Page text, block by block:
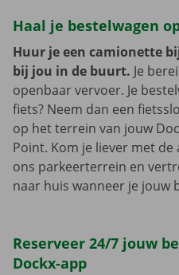
Haal je bestelwagen
Huur je een camionette
bij jou in de buurt. Je
openbaar vervoer. Je
fiets? Neem dan een
op het terrein van jouw
Point. Kom je liever met
ons parkeerterrein en
naar huis wanneer je jouw
Reserveer 24/7 jouw
Dockx-app